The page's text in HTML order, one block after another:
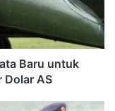
Baru untuk
Dolar AS